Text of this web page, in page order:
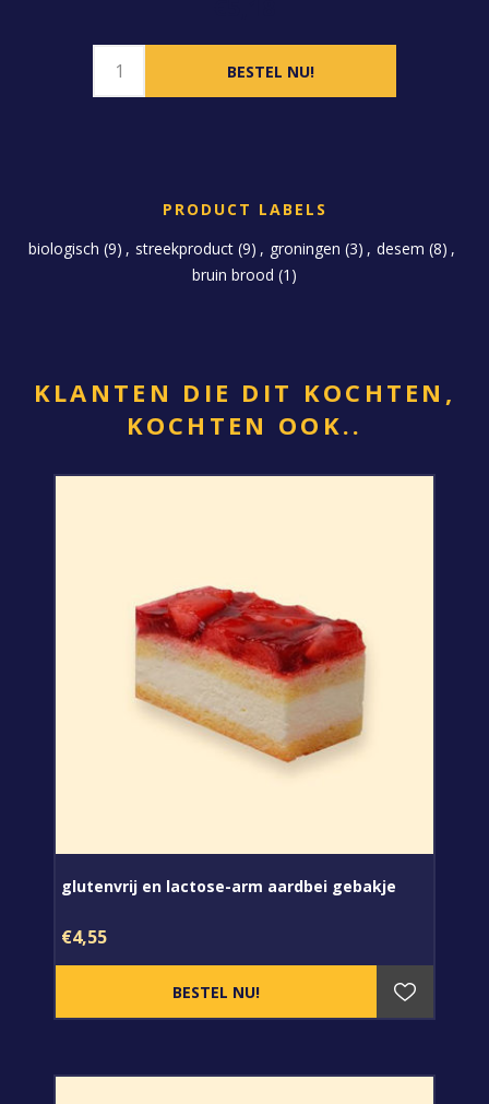
PRODUCT LABELS
biologisch (9) , streekproduct (9) , groningen (3) , desem (8) ,
bruin brood (1)
KLANTEN DIE DIT KOCHTEN,
KOCHTEN OOK..
glutenvrij en lactose-arm aardbei gebakje
€4,55